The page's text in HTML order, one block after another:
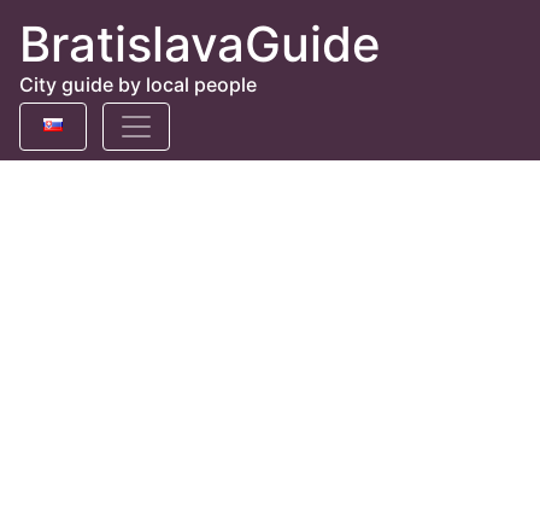
BratislavaGuide
City guide by local people